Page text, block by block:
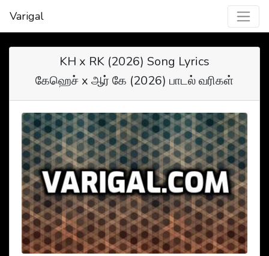
Varigal
KH x RK (2026) Song Lyrics
கேஹெச் x ஆர் கே (2026) பாடல் வரிகள்